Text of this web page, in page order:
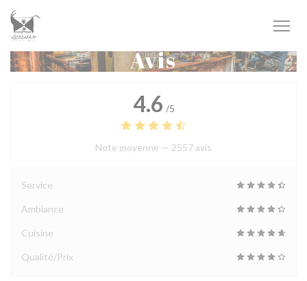
Personnalisation de vos choix en matière de cookies
Avis
4.6 /5
Note moyenne — 2557 avis
Service
Ambiance
Cuisine
Qualité/Prix